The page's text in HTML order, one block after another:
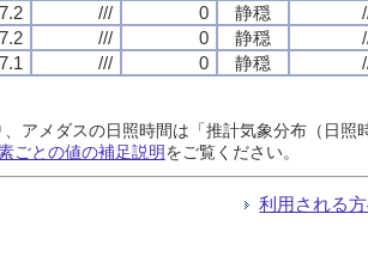
/// 0 静穏
/// 0 静穏
/// 0 静穏
アメダスの日照時間は「推計気象分布（日
ごとの値の補足説明をご覧ください。
利用される